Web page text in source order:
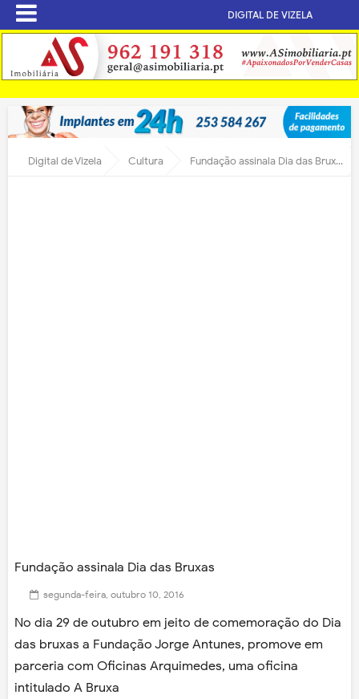
DIGITAL DE VIZELA
Digital de Vizela Cultura Fundação assinala Dia das Bruxas
Fundação assinala Dia das Bruxas
segunda-feira, outubro 10, 2016
No dia 29 de outubro em jeito de comemoração do Dia
das bruxas a Fundação Jorge Antunes, promove em
parceria com Oficinas Arquimedes, uma oficina
intitulado A Bruxa